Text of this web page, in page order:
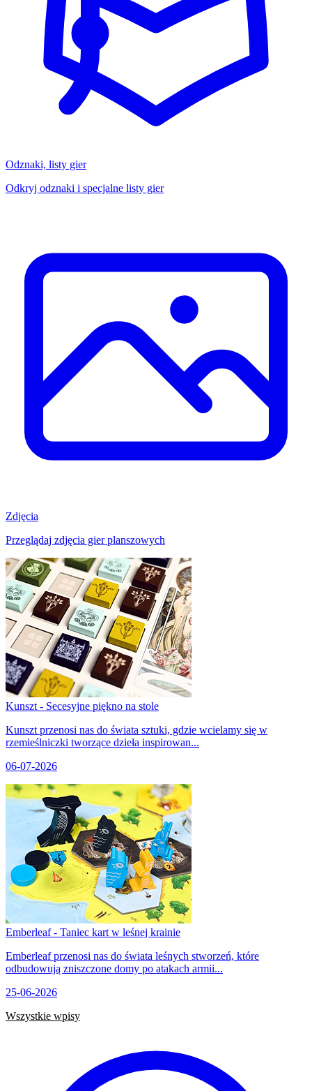
Odznaki, listy gier
Odkryj odznaki i specjalne listy gier
Zdjęcia
Przeglądaj zdjęcia gier planszowych
Kunszt - Secesyjne piękno na stole
Kunszt przenosi nas do świata sztuki, gdzie wcielamy się w
rzemieślniczki tworzące dzieła inspirowan...
06-07-2026
Emberleaf - Taniec kart w leśnej krainie
Emberleaf przenosi nas do świata leśnych stworzeń, które
odbudowują zniszczone domy po atakach armii...
25-06-2026
Wszystkie wpisy